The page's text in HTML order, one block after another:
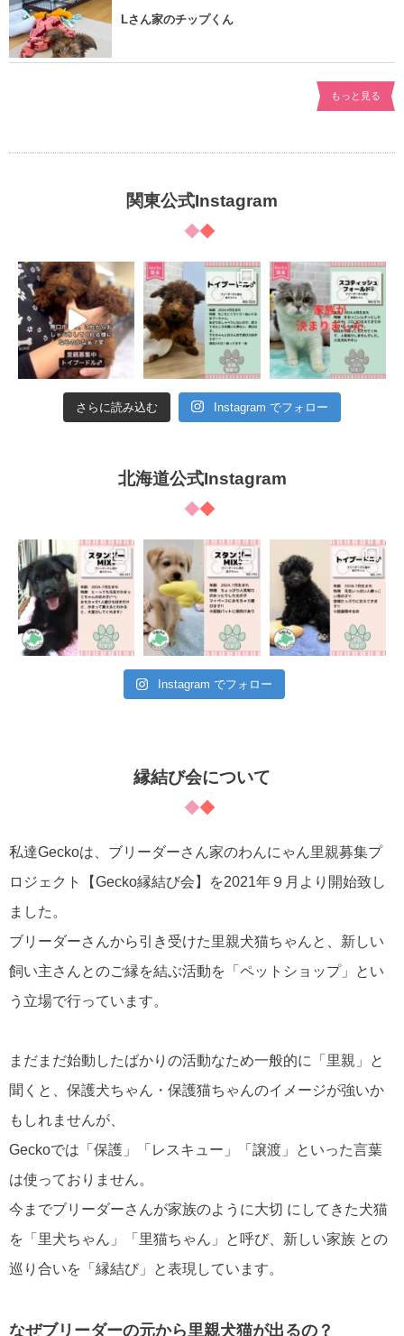
Lさん家のチップくん
もっと見る
関東公式Instagram
さらに読み込む Instagram でフォロー
北海道公式Instagram
Instagram でフォロー
縁結び会について
私達Geckoは、ブリーダーさん家のわんにゃん里親募集プ
ロジェクト【Gecko縁結び会】を2021年９月より開始致し
ました。
ブリーダーさんから引き受けた里親犬猫ちゃんと、新しい
飼い主さんとのご縁を結ぶ活動を「ペットショップ」とい
う立場で行っています。
まだまだ始動したばかりの活動なため一般的に「里親」と
聞くと、保護犬ちゃん・保護猫ちゃんのイメージが強いか
もしれませんが、
Geckoでは「保護」「レスキュー」「譲渡」といった言葉
は使っておりません。
今までブリーダーさんが家族のように大切 にしてきた犬猫
を「里犬ちゃん」「里猫ちゃん」と呼び、新しい家族 との
巡り合いを「縁結び」と表現しています。
なぜブリーダーの元から里親犬猫が出るの？